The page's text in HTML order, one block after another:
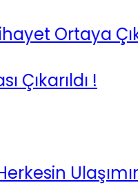
Ortaya Çıktı !
!
Ulaşımına